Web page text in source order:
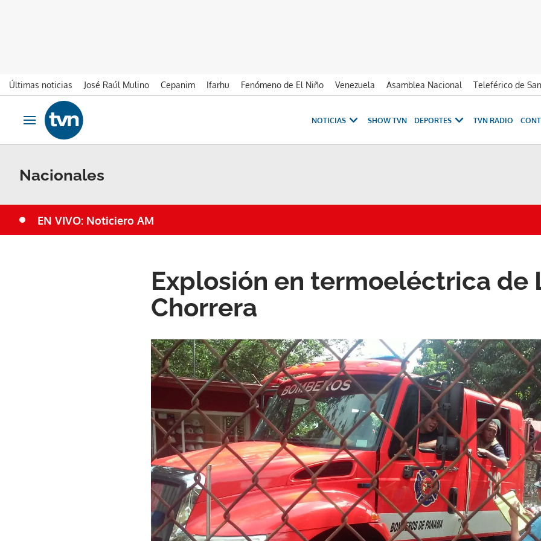
Últimas noticias José Raúl Mulino Cepanim Ifarhu Fenómeno de El Niño Venezuela Asamblea Nacional
Teleférico de
Ir al contenido
Obrir navegació
NOTICIAS SHOW TVN DEPORTES TVN RADIO
Nacionales
EN VIVO: Noticiero AM
Explosión en termoeléctrica de
Chorrera